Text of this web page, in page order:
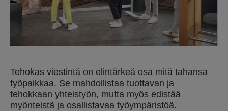
Tehokas viestintä on elintärkeä osa mitä tahansa
työpaikkaa. Se mahdollistaa tuottavan ja
tehokkaan yhteistyön, mutta myös edistää
myönteistä ja osallistavaa työympäristöä.